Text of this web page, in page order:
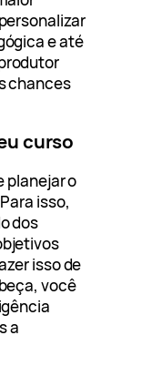
e até
chances
curso
planejar o
isso,
dos
isso de
você
a